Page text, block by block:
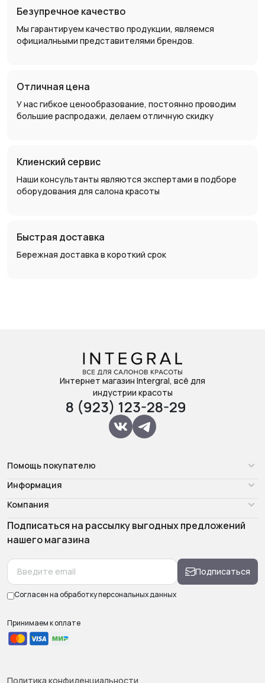
Безупречное качество
Мы гарантируем качество продукции, являемся
официалньыми представителями брендов.
Отличная цена
У нас гибкое ценообразование, постоянно проводим
большие распродажи, делаем отличную скидку
Клиенский сервис
Наши консультанты являются экспертами в подборе
оборудования для салона красоты
Быстрая доставка
Бережная доставка в короткий срок
Интернет магазин Intergral, всё для
индустрии красоты
8 (923) 123-28-29
Помощь покупателю
Информация
Компания
Подписаться на рассылку выгодных предложений
нашего магазина
Подписаться
Согласен на обработкуперсональных данных
Принимаем к оплате
Политика конфиденциальности